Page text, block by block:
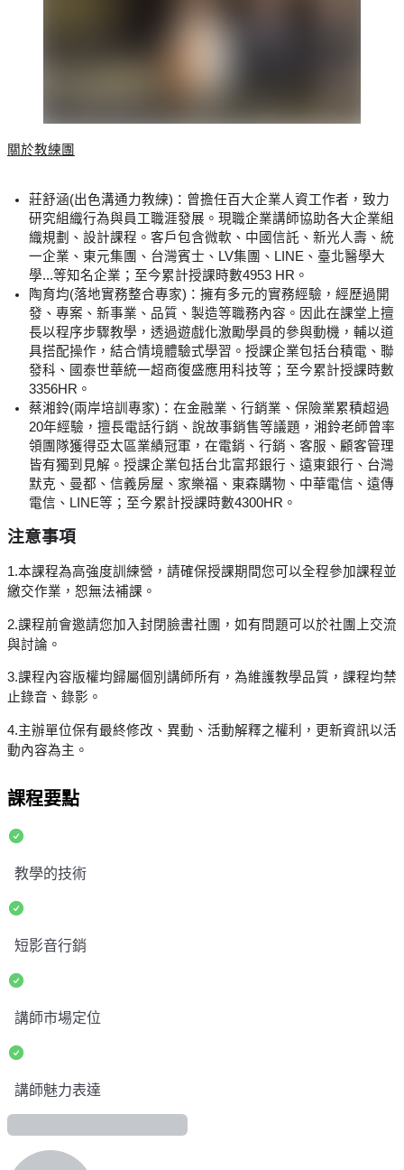
關於教練團
莊舒涵(出色溝通力教練)：曾擔任百大企業人資工作者，致力
研究組織行為與員工職涯發展。現職企業講師協助各大企業組
織規劃、設計課程。客戶包含微軟、中國信託、新光人壽、統
一企業、東元集團、台灣賓士、LV集團、LINE、臺北醫學大
學...等知名企業；至今累計授課時數4953 HR。
陶育均(落地實務整合專家)：擁有多元的實務經驗，經歷過開
發、專案、新事業、品質、製造等職務內容。因此在課堂上擅
長以程序步驟教學，透過遊戲化激勵學員的參與動機，輔以道
具搭配操作，結合情境體驗式學習。授課企業包括台積電、聯
發科、國泰世華統一超商復盛應用科技等；至今累計授課時數
3356HR。
蔡湘鈴(兩岸培訓專家)：在金融業、行銷業、保險業累積超過
20年經驗，擅長電話行銷、說故事銷售等議題，湘鈴老師曾率
領團隊獲得亞太區業績冠軍，在電銷、行銷、客服、顧客管理
皆有獨到見解。授課企業包括台北富邦銀行、遠東銀行、台灣
默克、曼都、信義房屋、家樂福、東森購物、中華電信、遠傳
電信、LINE等；至今累計授課時數4300HR。
注意事項
1.本課程為高強度訓練營，請確保授課期間您可以全程參加課程並
繳交作業，恕無法補課。
2.課程前會邀請您加入封閉臉書社團，如有問題可以於社團上交流
與討論。
3.課程內容版權均歸屬個別講師所有，為維護教學品質，課程均禁
止錄音、錄影。
4.主辦單位保有最終修改、異動、活動解釋之權利，更新資訊以活
動內容為主。
課程要點
教學的技術
短影音行銷
講師市場定位
講師魅力表達